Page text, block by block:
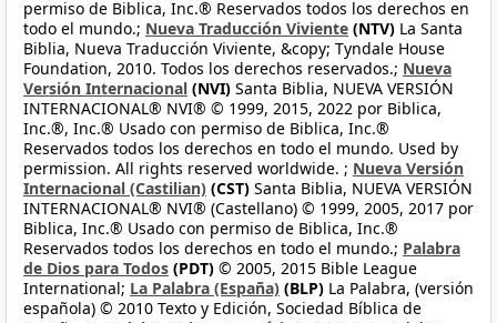
permiso de Biblica, Inc.® Reservados todos los derechos en
todo el mundo.; Nueva Traducción Viviente (NTV) La Santa
Biblia, Nueva Traducción Viviente, &copy; Tyndale House
Foundation, 2010. Todos los derechos reservados.; Nueva
Versión Internacional (NVI) Santa Biblia, NUEVA VERSIÓN
INTERNACIONAL® NVI® © 1999, 2015, 2022 por Biblica,
Inc.®, Inc.® Usado con permiso de Biblica, Inc.®
Reservados todos los derechos en todo el mundo. Used by
permission. All rights reserved worldwide. ; Nueva Versión
Internacional (Castilian) (CST) Santa Biblia, NUEVA VERSIÓN
INTERNACIONAL® NVI® (Castellano) © 1999, 2005, 2017 por
Biblica, Inc.® Usado con permiso de Biblica, Inc.®
Reservados todos los derechos en todo el mundo.; Palabra
de Dios para Todos (PDT) © 2005, 2015 Bible League
International; La Palabra (España) (BLP) La Palabra, (versión
española) © 2010 Texto y Edición, Sociedad Bíblica de